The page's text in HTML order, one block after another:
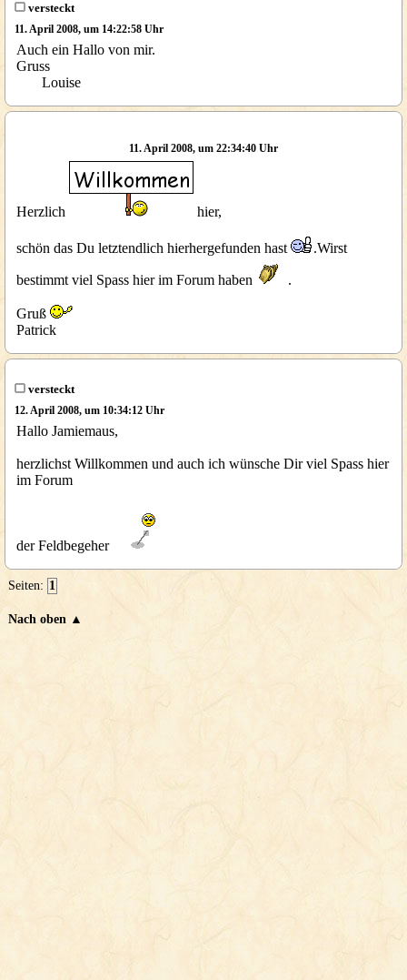
versteckt
11. April 2008, um 14:22:58 Uhr
Auch ein Hallo von mir.
Gruss
Louise
11. April 2008, um 22:34:40 Uhr
Herzlich hier,
schön das Du letztendlich hierhergefunden hast .Wirst
bestimmt viel Spass hier im Forum haben .
Gruß
Patrick
versteckt
12. April 2008, um 10:34:12 Uhr
Hallo Jamiemaus,
herzlichst Willkommen und auch ich wünsche Dir viel Spass hier
im Forum
der Feldbegeher
Seiten: 1
Nach oben ▲